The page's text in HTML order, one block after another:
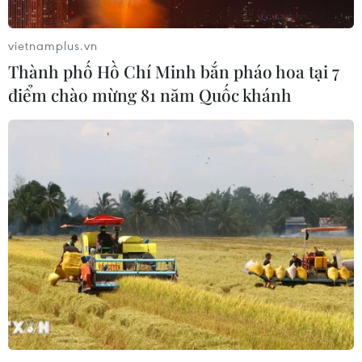
trong ''Dế Mèn phiêu lưu ký''
Theo bà, chính cảm giác khán giả nhí chồm tới sát
sân khấu, hò reo với diễn viên đã góp phần không
hề nhỏ cho thành công cho một số vở trước đó của
đoàn kịch này.
Đầu tháng Tư, Sân khấu Lệ Ngọc đã sẵn sàng cho vở
mới“Dế Mèn phiêu lưu ký”
(dựa trên tiểu thuyết
cùng tên của Tô Hoài), có nhiều hoạt động mở màn
như cuộc thi vẽ tranh“Bí kíp luyện côn trùng,”chia
sẻ về các nhân vật và bài học đạo đức trong truyện
lẫn vở kịch sắp tới.
Đứng trước mùa hè hiện đang trống rỗng vì dịch,
nghệ sỹ nhân dân Lệ Ngọc sốt ruột nhưng cho biết
bà đang tính tiếp các hoạt động, cuộc thi tương tự
vietnamplus.vn
Thành phố Hồ Chí Minh bắn pháo hoa tại 7
điểm chào mừng 81 năm Quốc khánh